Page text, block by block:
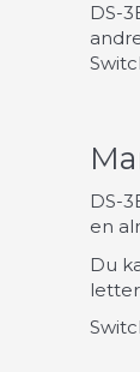
DS-
DS-
en
Du